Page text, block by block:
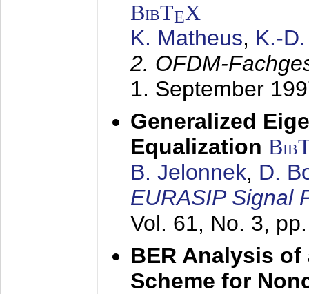
BibTEX
K. Matheus, K.-
2. OFDM-
1. September
Generalized
Equalization
B. Jelonnek, D.
EURASIP Signal
Vol. 61, No. 3,
BER Analysis
Scheme for